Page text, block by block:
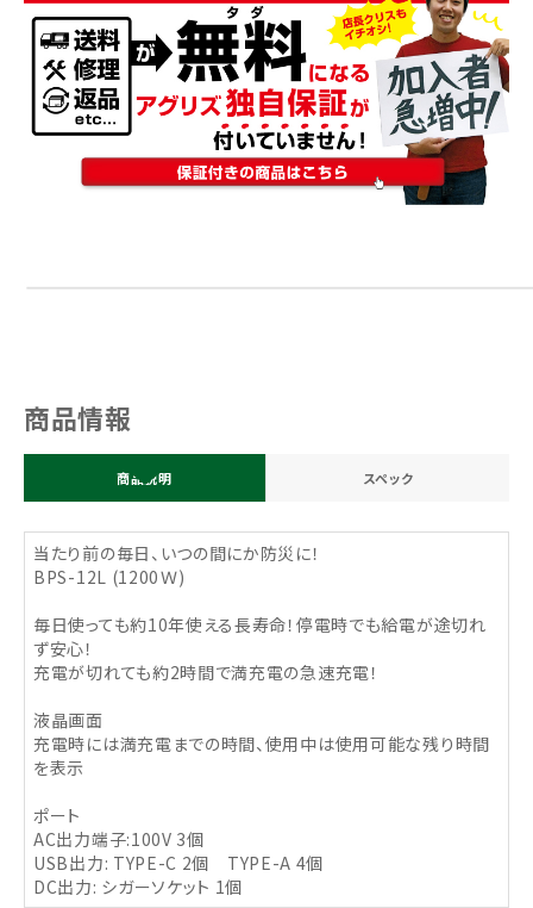
商品情報
商品説明 スペック
当たり前の毎日、いつの間にか防災に！
BPS-12L (1200Ｗ)
毎日使っても約10年使える長寿命！停電時でも給電が途切れ
ず安心！
充電が切れても約2時間で満充電の急速充電！
液晶画面
充電時には満充電までの時間、使用中は使用可能な残り時間
を表示
ポート
AC出力端子:100V 3個
USB出力: TYPE-C 2個 TYPE-A 4個
DC出力: シガーソケット 1個